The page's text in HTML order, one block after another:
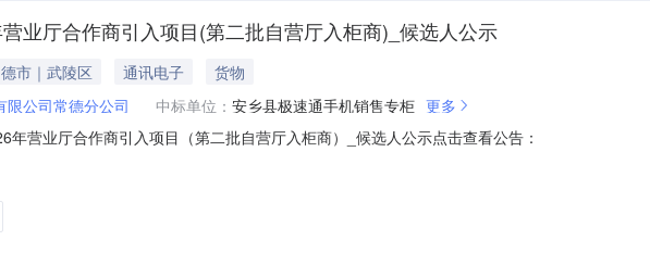
业厅合作商引入项目(第二批自营厅入柜商)_候选人公示
市｜武陵区 通讯电子
货物
限公司常德分公司 中标单位： 安乡县极速通手机销售专柜 更多
年营业厅合作商引入项目（第二批自营厅入柜商）_候选人公示点击查看公告：